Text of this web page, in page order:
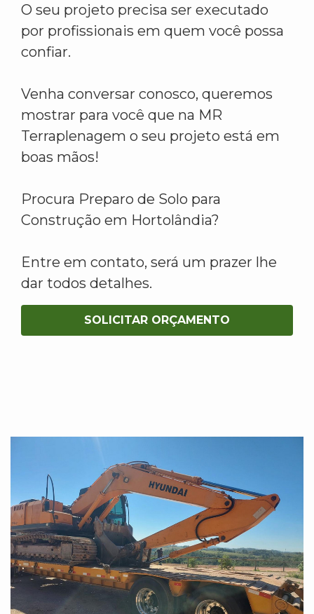
O seu projeto precisa ser executado
por profissionais em quem você possa
confiar.
Venha conversar conosco, queremos
mostrar para você que na MR
Terraplenagem o seu projeto está em
boas mãos!
Procura Preparo de Solo para
Construção em Hortolândia?
Entre em contato, será um prazer lhe
dar todos detalhes.
SOLICITAR ORÇAMENTO